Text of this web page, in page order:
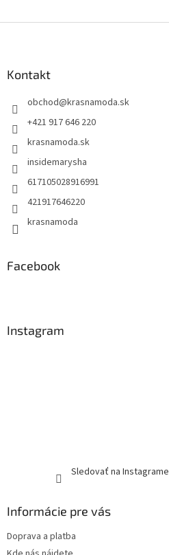
Kontakt
obchod@krasnamoda.sk
+421 917 646 220
krasnamoda.sk
insidemarysha
617105028916991
421917646220
krasnamoda
Facebook
Instagram
Sledovať na Instagrame
Informácie pre vás
Doprava a platba